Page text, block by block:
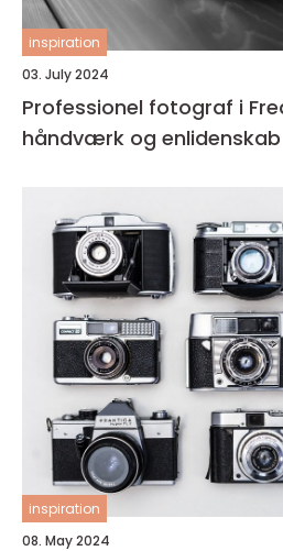
inspiration
03. July 2024
Professionel fotograf i
håndværk og enlidenskab
inspiration
08. May 2024